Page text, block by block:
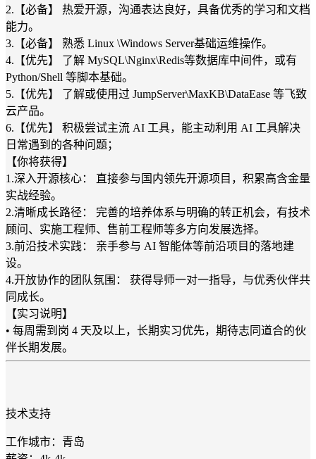
2.【必备】 热爱开源，沟通表达良好，具备优秀的学习和文档
能力。
3.【必备】 熟悉 Linux \Windows Server基础运维操作。
4.【优先】 了解 MySQL\Nginx\Redis等数据库中间件，或有
Python/Shell 等脚本基础。
5.【优先】 了解或使用过 JumpServer\MaxKB\DataEase 等飞致
云产品。
6.【优先】 积极尝试主流 AI 工具，能主动利用 AI 工具解决
日常遇到的各种问题；
【你将获得】
1.深入开源核心： 直接参与国内领先开源项目，积累高含金量
实战经验。
2.清晰成长路径： 完善的培养体系与明确的转正机会，有技术
顾问、实施工程师、售前工程师等多方向发展选择。
3.前沿技术实践： 亲手参与 AI 智能体等前沿项目的落地建
设。
4.开放协作的团队氛围： 获得导师一对一指导，与优秀伙伴共
同成长。
【实习说明】
• 每周需到岗 4 天及以上，长期实习优先，期待志同道合的伙
伴长期发展。
技术支持
工作城市：青岛